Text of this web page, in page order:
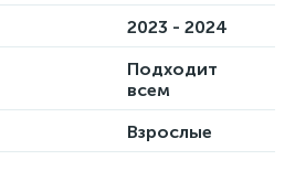
2023 - 2024
Подходит
всем
Взрослые